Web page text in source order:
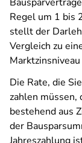
Regel um 1 bis
stellt der
Vergleich zu
Marktzinsniveau
Die Rate, die
zahlen müssen,
bestehend aus
der